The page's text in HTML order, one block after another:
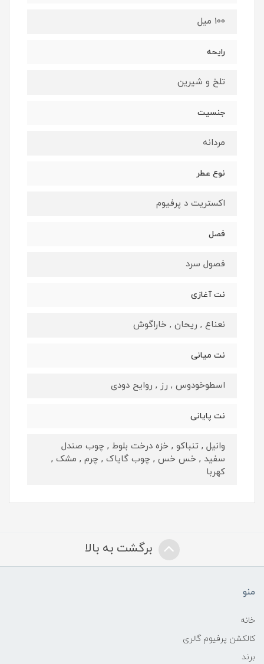
100 میل
رایحه
تلخ و شيرين
جنسیت
مردانه
نوع عطر
اکستریت د پرفیوم
فصل
فصول سرد
نت آغازی
نعناع , ریحان , خاراگوش
نت میانی
اسطوخودوس , رز , روایح دودی
نت پایانی
وانیل , تنباکو , خزه درخت بلوط , چوب صندل
سفید , خس خس , چوب گایاک , چرم , مشک ,
کهربا
برگشت به بالا
منو
خانه
کالکشن پرفیوم گالری
برند